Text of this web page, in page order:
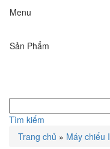
Menu
Sản Phẩm
Tìm kiếm
Trang chủ » Máy chiếu